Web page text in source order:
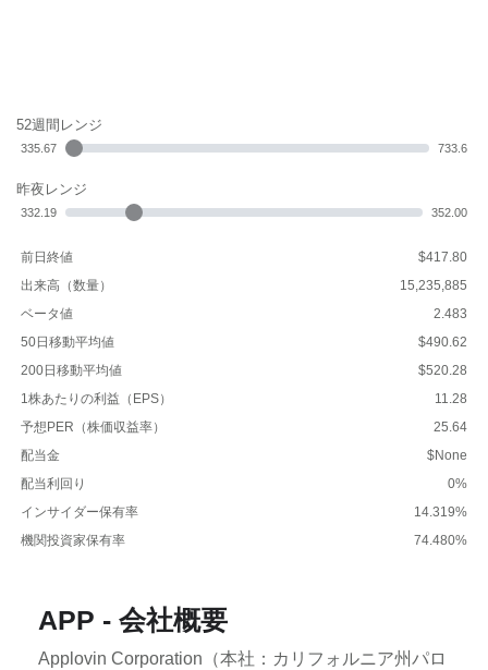
52週間レンジ
335.67 733.6
昨夜レンジ
332.19 352.00
前日終値
$417.80
出来高（数量）
15,235,885
ベータ値
2.483
50日移動平均値
$490.62
200日移動平均値
$520.28
1株あたりの利益（EPS）
11.28
予想PER（株価収益率）
25.64
配当金
$None
配当利回り
0%
インサイダー保有率
14.319%
機関投資家保有率
74.480%
APP - 会社概要
Applovin Corporation（本社：カリフォルニア州パロ